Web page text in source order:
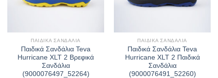
ΠΑΙΔΙΚΆ ΣΑΝΔΆΛΙΑ
Παιδικά Σανδάλια Teva
Hurricane XLT 2 Βρεφικά
Σανδάλια
(9000076497_52264)
ΠΑΙΔΙΚΆ ΣΑΝΔΆΛΙΑ
Παιδικά Σανδάλια Teva
Hurricane XLT 2 Παιδικά
Σανδάλια
(9000076491_52260)